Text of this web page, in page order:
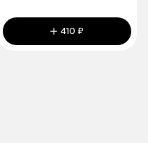
410 ₽